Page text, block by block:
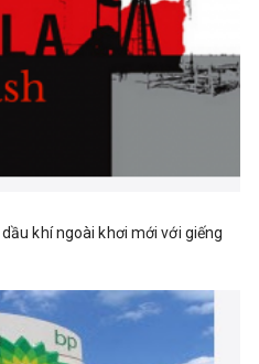
khí ngoài khơi mới với giếng